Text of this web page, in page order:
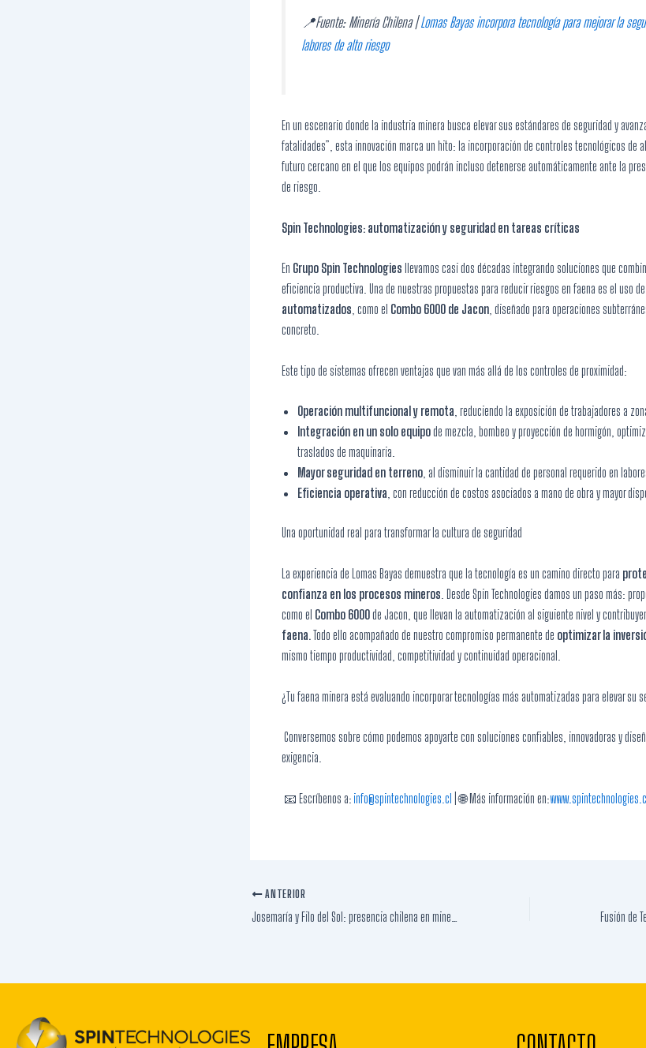
📍Fuente: Minería Chilena |Lomas Bayas incorpora tecnología para mejorar la
labores de alto riesgo
En un escenario donde la industria minera busca elevar sus estándares de seguridad y
fatalidades”, esta innovación marca un hito: la incorporación de controles tecnológicos de
futuro cercano en el que los equipos podrán incluso detenerse automáticamente ante la
de riesgo.
Spin Technologies: automatización y seguridad en tareas críticas
En Grupo Spin Technologies llevamos casi dos décadas integrando soluciones que
eficiencia productiva. Una de nuestras propuestas para reducir riesgos en faena es el uso
automatizados , como el Combo 6000 de Jacon , diseñado para operaciones
concreto.
Este tipo de sistemas ofrecen ventajas que van más allá de los controles de proximidad:
Operación multifuncional y remota , reduciendo la exposición de trabajadores a
Integración en un solo equipo de mezcla, bombeo y proyección de hormigón,
traslados de maquinaria.
Mayor seguridad en terreno , al disminuir la cantidad de personal requerido en
Eficiencia operativa , con reducción de costos asociados a mano de obra y mayor
Una oportunidad real para transformar la cultura de seguridad
La experiencia de Lomas Bayas demuestra que la tecnología es un camino directo para
confianza en los procesos mineros . Desde Spin Technologies damos un paso más:
como el Combo 6000 de Jacon, que llevan la automatización al siguiente nivel y
faena.Todo ello acompañado de nuestro compromiso permanente de optimizar la
mismo tiempo productividad, competitividad y continuidad operacional.
¿Tu faena minera está evaluando incorporar tecnologías más automatizadas para elevar su
Conversemos sobre cómo podemos apoyarte con soluciones confiables, innovadoras y
exigencia.
📧 Escríbenos a: info@spintechnologies.cl | 🌐 Más información en:
ANTERIOR